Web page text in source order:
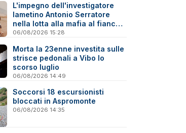
L'impegno dell'investigatore
lametino Antonio Serratore
nella lotta alla mafia al fianco
di Ninni Cassarà
06/08/2026 15:28
Morta la 23enne investita sulle
strisce pedonali a Vibo lo
scorso luglio
06/08/2026 14:49
Soccorsi 18 escursionisti
bloccati in Aspromonte
06/08/2026 14:35